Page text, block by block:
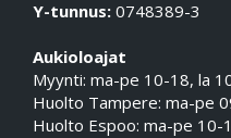
Y-tunnus: 0748389-3
Aukioloajat
Myynti: ma-pe 10-18, la
Huolto Tampere: ma-pe
Huolto Espoo: ma-pe 10-